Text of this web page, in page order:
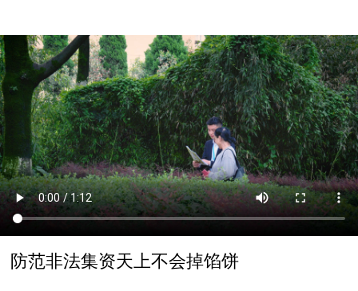
防范非法集资天上不会掉馅饼